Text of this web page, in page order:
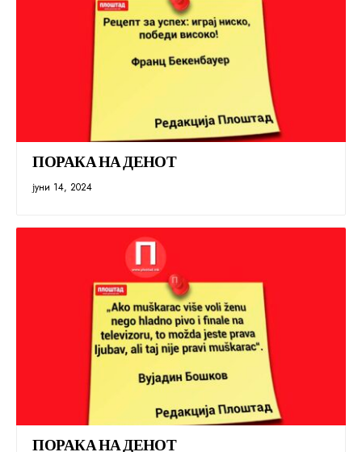
ПОРАКА НА ДЕНОТ
јуни 14, 2024
ПОРАКА НА ДЕНОТ